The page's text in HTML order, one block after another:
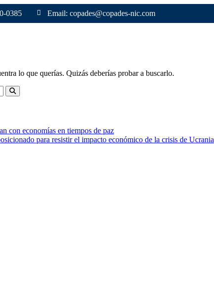
0385 Email: copades@copades-nic.com
lo que querías. Quizás deberías probar a buscarlo.
con economías en tiempos de paz
para resistir el impacto económico de la crisis de Ucrania